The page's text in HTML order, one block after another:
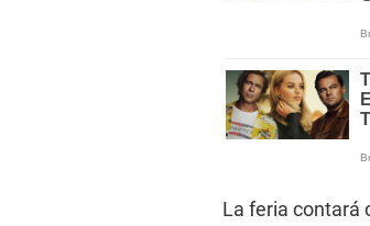
La feria contará